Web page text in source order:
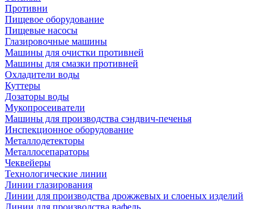
Противни
Пищевое оборудование
Пищевые насосы
Глазировочные машины
Машины для очистки противней
Машины для смазки противней
Охладители воды
Куттеры
Дозаторы воды
Мукопросеиватели
Машины для производства сэндвич-печенья
Инспекционное оборудование
Металлодетекторы
Металлосепараторы
Чеквейеры
Технологические линии
Линии глазирования
Линии для производства дрожжевых и слоеных изделий
Линии для производства вафель